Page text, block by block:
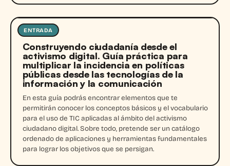
ENTRADA
Entrada
Construyendo ciudadanía desde el
activismo digital. Guía práctica para
multiplicar la incidencia en políticas
públicas desde las tecnologías de la
información y la comunicación
En esta guía podrás encontrar elementos que te
permitirán conocer los conceptos básicos y el vocabulario
para el uso de TIC aplicadas al ámbito del activismo
ciudadano digital. Sobre todo, pretende ser un catálogo
ordenado de aplicaciones y herramientas fundamentales
para lograr los objetivos que se persigan.